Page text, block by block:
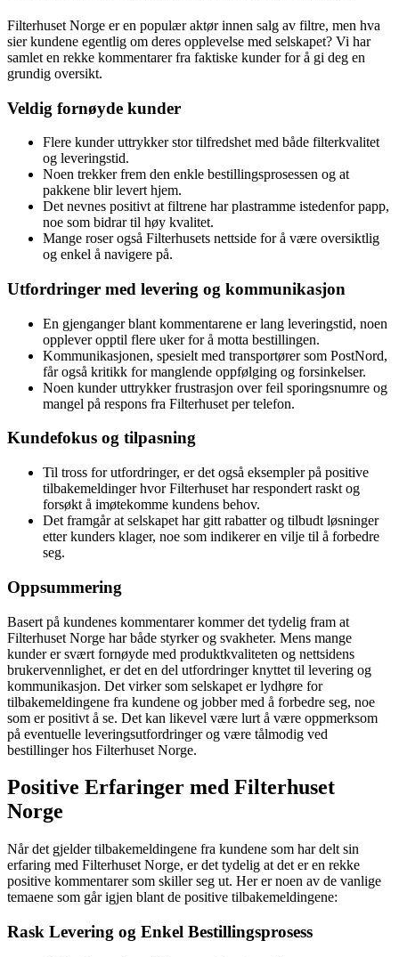
Filterhuset Norge er en populær aktør innen salg av filtre, men hva
sier kundene egentlig om deres opplevelse med selskapet? Vi har
samlet en rekke kommentarer fra faktiske kunder for å gi deg en
grundig oversikt.
Veldig fornøyde kunder
Flere kunder uttrykker stor tilfredshet med både filterkvalitet
og leveringstid.
Noen trekker frem den enkle bestillingsprosessen og at
pakkene blir levert hjem.
Det nevnes positivt at filtrene har plastramme istedenfor papp,
noe som bidrar til høy kvalitet.
Mange roser også Filterhusets nettside for å være oversiktlig
og enkel å navigere på.
Utfordringer med levering og kommunikasjon
En gjenganger blant kommentarene er lang leveringstid, noen
opplever opptil flere uker for å motta bestillingen.
Kommunikasjonen, spesielt med transportører som PostNord,
får også kritikk for manglende oppfølging og forsinkelser.
Noen kunder uttrykker frustrasjon over feil sporingsnumre og
mangel på respons fra Filterhuset per telefon.
Kundefokus og tilpasning
Til tross for utfordringer, er det også eksempler på positive
tilbakemeldinger hvor Filterhuset har respondert raskt og
forsøkt å imøtekomme kundens behov.
Det framgår at selskapet har gitt rabatter og tilbudt løsninger
etter kunders klager, noe som indikerer en vilje til å forbedre
seg.
Oppsummering
Basert på kundenes kommentarer kommer det tydelig fram at
Filterhuset Norge har både styrker og svakheter. Mens mange
kunder er svært fornøyde med produktkvaliteten og nettsidens
brukervennlighet, er det en del utfordringer knyttet til levering og
kommunikasjon. Det virker som selskapet er lydhøre for
tilbakemeldingene fra kundene og jobber med å forbedre seg, noe
som er positivt å se. Det kan likevel være lurt å være oppmerksom
på eventuelle leveringsutfordringer og være tålmodig ved
bestillinger hos Filterhuset Norge.
Positive Erfaringer med Filterhuset
Norge
Når det gjelder tilbakemeldingene fra kundene som har delt sin
erfaring med Filterhuset Norge, er det tydelig at det er en rekke
positive kommentarer som skiller seg ut. Her er noen av de vanlige
temaene som går igjen blant de positive tilbakemeldingene:
Rask Levering og Enkel Bestillingsprosess